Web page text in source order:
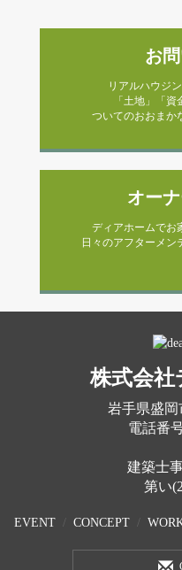
お
リアルハウジ
「土地」「
ついてのおおまか
オー
ディアホームでお
日々のアフターメン
株式会社
岩手県盛岡
電話番
建築士
第い
EVENT CONCEPT